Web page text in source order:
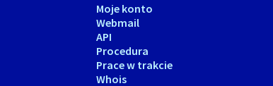
Moje konto
Webmail
API
Procedura
Prace w trakcie
Whois